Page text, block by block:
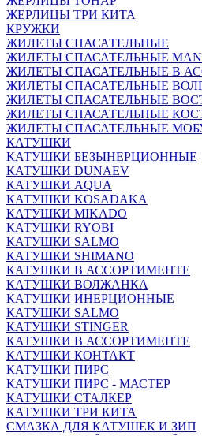
ЖЕРЛИЦЫ ТРИ КИТА
КРУЖКИ
ЖИЛЕТЫ СПАСАТЕЛЬНЫЕ
ЖИЛЕТЫ СПАСАТЕЛЬНЫЕ
ЖИЛЕТЫ СПАСАТЕЛЬНЫЕ В
ЖИЛЕТЫ СПАСАТЕЛЬНЫЕ
ЖИЛЕТЫ СПАСАТЕЛЬНЫЕ
ЖИЛЕТЫ СПАСАТЕЛЬНЫЕ
ЖИЛЕТЫ СПАСАТЕЛЬНЫЕ
КАТУШКИ
КАТУШКИ БЕЗЫНЕРЦИОННЫЕ
КАТУШКИ DUNAEV
КАТУШКИ AQUA
КАТУШКИ KOSADAKA
КАТУШКИ MIKADO
КАТУШКИ RYOBI
КАТУШКИ SALMO
КАТУШКИ SHIMANO
КАТУШКИ В АССОРТИМЕНТЕ
КАТУШКИ ВОЛЖАНКА
КАТУШКИ ИНЕРЦИОННЫЕ
КАТУШКИ SALMO
КАТУШКИ STINGER
КАТУШКИ В АССОРТИМЕНТЕ
КАТУШКИ КОНТАКТ
КАТУШКИ ПИРС
КАТУШКИ ПИРС - МАСТЕР
КАТУШКИ СТАЛКЕР
КАТУШКИ ТРИ КИТА
СМАЗКА ДЛЯ КАТУШЕК И ЗИП